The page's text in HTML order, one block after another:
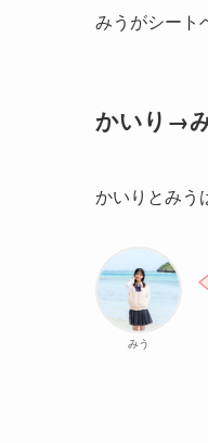
みうがシート
かいり→
かいりとみう
みう